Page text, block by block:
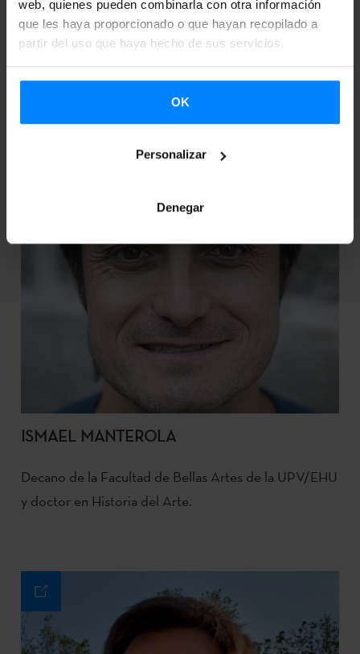
web, quienes pueden combinarla con otra información
que les haya proporcionado o que hayan recopilado a
partir del uso que haya hecho de sus servicios.
OK
Personalizar
Denegar
Profesor en el departamento de Didáctica de la
Lengua y la Literatura de la UPV/EHU.
ISMAEL MANTEROLA
Decano de la Facultad de Bellas Artes de la UPV/EHU
y doctor en Historia del Arte.